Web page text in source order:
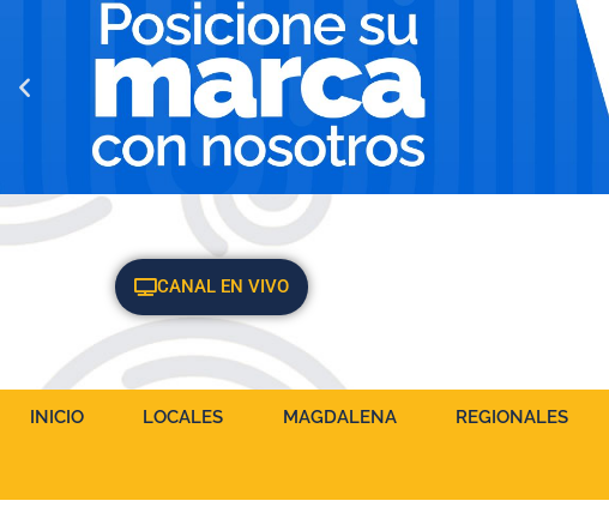
CANAL EN VIVO
INICIO LOCALES MAGDALENA REGIONALES